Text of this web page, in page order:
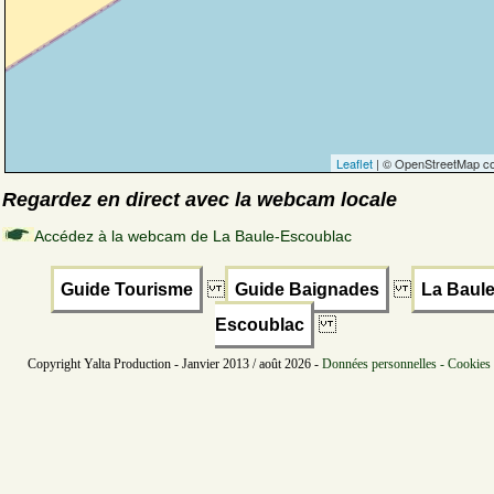
Leaflet | © OpenStreetMap
Regardez en direct avec la webcam locale
Accédez à la webcam de La Baule-Escoublac
Guide Tourisme Guide Baignades
La
Escoublac
Copyright Yalta Production - Janvier 2013 / août 2026 - Données personnelles -